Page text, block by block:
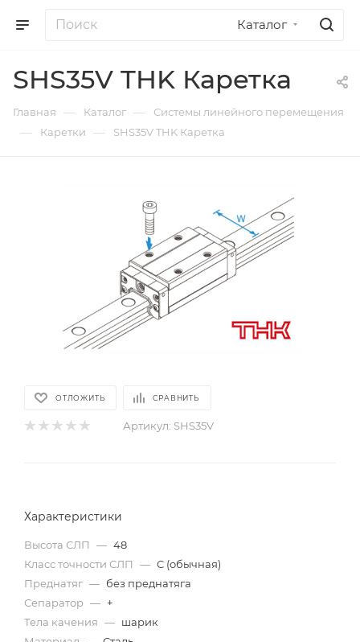
Каталог
SHS35V THK Каретка
Главная — Каталог — Системы линейного перемещения
— Каретки — SHS35V THK Каретка
ОТЛОЖИТЬ СРАВНИТЬ
Артикул: SHS35V
Характеристики
Высота СЛП — 48
Класс точности СЛП
— C (обычная)
Преднатяг — без преднатяга
Сепаратор — +
Тела качения — шарик